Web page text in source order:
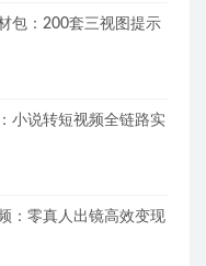
包：200套三视图提示
小说转短视频全链路实
：零真人出镜高效变现